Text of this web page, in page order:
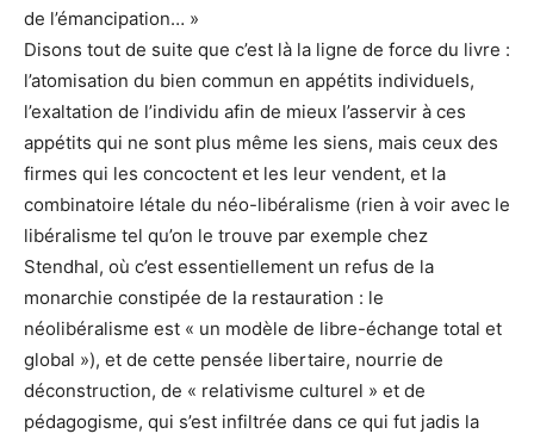
de l’émancipation… »
Disons tout de suite que c’est là la ligne de force du livre :
l’atomisation du bien commun en appétits individuels,
l’exaltation de l’individu afin de mieux l’asservir à ces
appétits qui ne sont plus même les siens, mais ceux des
firmes qui les concoctent et les leur vendent, et la
combinatoire létale du néo-libéralisme (rien à voir avec le
libéralisme tel qu’on le trouve par exemple chez
Stendhal, où c’est essentiellement un refus de la
monarchie constipée de la restauration : le
néolibéralisme est « un modèle de libre-échange total et
global »), et de cette pensée libertaire, nourrie de
déconstruction, de « relativisme culturel » et de
pédagogisme, qui s’est infiltrée dans ce qui fut jadis la